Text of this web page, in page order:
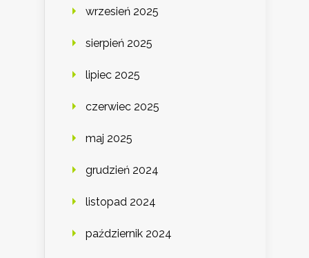
wrzesień 2025
sierpień 2025
lipiec 2025
czerwiec 2025
maj 2025
grudzień 2024
listopad 2024
październik 2024